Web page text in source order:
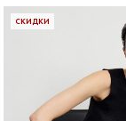
СКИДКИ